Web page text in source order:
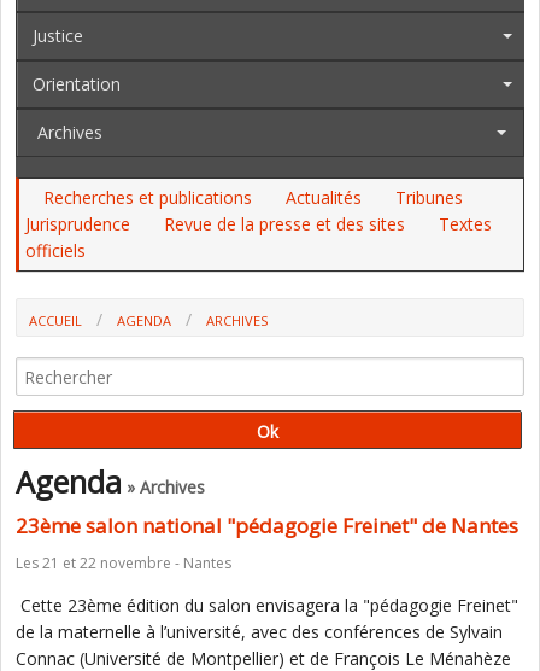
Justice
Orientation
Archives
Recherches et publications Actualités
Tribunes
Jurisprudence
Revue de la presse et des sites
Textes
officiels
ACCUEIL AGENDA
ARCHIVES
Agenda » Archives
23ème salon national "pédagogie Freinet" de Nantes
Les 21 et 22 novembre - Nantes
Cette 23ème édition du salon envisagera la "pédagogie Freinet"
de la maternelle à l’université, avec des conférences de Sylvain
Connac (Université de Montpellier) et de François Le Ménahèze